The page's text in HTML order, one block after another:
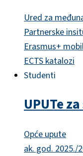
Ured za
Partnerske
Erasmus+
ECTS katalozi
Studenti
UPUTe
Opće upute
ak. god. 2025./